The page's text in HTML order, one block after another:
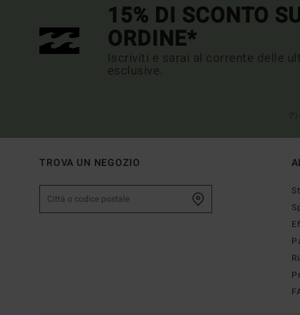
15% DI SCONTO
ORDINE*
Iscriviti e sarai al corrente delle
esclusive.
TROVA UN NEGOZIO